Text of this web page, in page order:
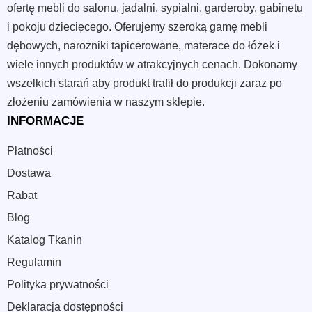
jak Noelis z biurkiem i szafą.
Modele i style: od domku Coco po auto
SPEED
Kategoria obejmuje kilka wyraźnych nastrojów aranżacyjnych.
skandynawskim lub japandi. Bella ze schowkiem sprawdzi się
tam, gdzie liczy się miękki wygląd i dodatkowa funkcja.
SPEED 140×70, SPEED 160×80 oraz Auto SPEED 180×90 są
dla dzieci, które chcą mocniejszego motywu w pokoju. Loftowe
surowszy, nowoczesny ton. Julia z pojemnikiem i automatem
sprężynowym oraz PEGASUS odpowiadają na potrzebę
elastycznego miejsca do spania.
ofertę mebli do salonu, jadalni, sypialni, garderoby, gabinetu
i pokoju dziecięcego. Oferujemy szeroką gamę mebli
dębowych, narożniki tapicerowane, materace do łóżek i
wiele innych produktów w atrakcyjnych cenach. Dokonamy
wszelkich starań aby produkt trafił do produkcji zaraz po
złożeniu zamówienia w naszym sklepie.
INFORMACJE
Płatności
Dostawa
Rabat
Blog
Katalog Tkanin
Regulamin
Polityka prywatności
Deklaracja dostępności